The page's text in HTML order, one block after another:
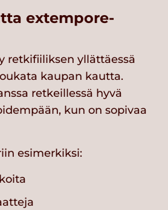
extempore-
retkifiiliksen yllättäessä
kaupan kautta.
retkeillessä hyvä
kun on sopivaa
esimerkiksi: